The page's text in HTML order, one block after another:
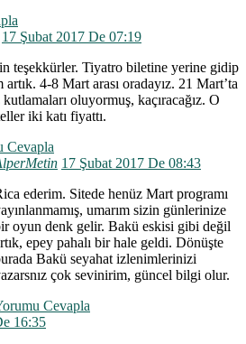
17 Şubat 2017 De 07:19
teşekkürler. Tiyatro biletine yerine gidip
artık. 4-8 Mart arası oradayız. 21 Mart’ta
oluyormuş, kaçıracağız. O
iki katı fiyattı.
Cevapla
17 Şubat 2017 De 08:43
ederim. Sitede henüz Mart programı
umarım sizin günlerinize
oyun denk gelir. Bakü eskisi gibi değil
epey pahalı bir hale geldi. Dönüşte
Bakü seyahat izlenimlerinizi
çok sevinirim, güncel bilgi olur.
Cevapla
16:35